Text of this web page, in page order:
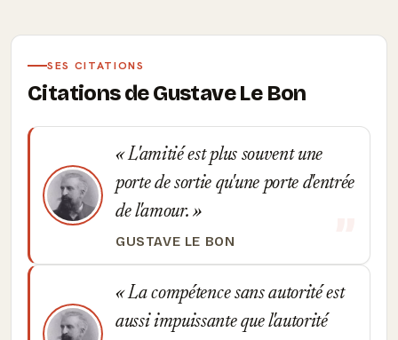
SES CITATIONS
Citations de Gustave Le Bon
L'amitié est plus souvent une
porte de sortie qu'une porte d'entrée
de l'amour.
GUSTAVE LE BON
La compétence sans autorité est
aussi impuissante que l'autorité